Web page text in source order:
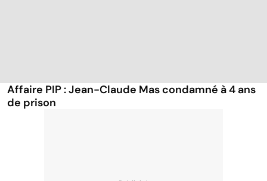
Affaire PIP : Jean-Claude Mas condamné à 4 ans
de prison